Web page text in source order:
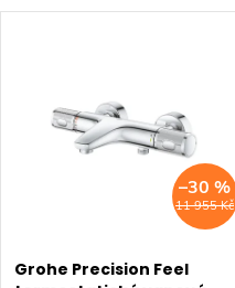
p
Abecedně
11 955 Kč
–30 %
Grohe Precision Feel